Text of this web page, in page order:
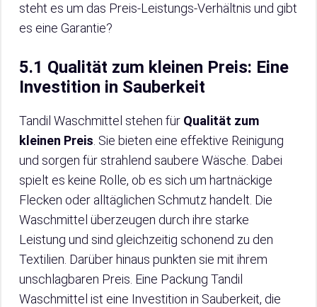
steht es um das Preis-Leistungs-Verhältnis und gibt
es eine Garantie?
5.1 Qualität zum kleinen Preis: Eine
Investition in Sauberkeit
Tandil Waschmittel stehen für Qualität zum
kleinen Preis . Sie bieten eine effektive Reinigung
und sorgen für strahlend saubere Wäsche. Dabei
spielt es keine Rolle, ob es sich um hartnäckige
Flecken oder alltäglichen Schmutz handelt. Die
Waschmittel überzeugen durch ihre starke
Leistung und sind gleichzeitig schonend zu den
Textilien. Darüber hinaus punkten sie mit ihrem
unschlagbaren Preis. Eine Packung Tandil
Waschmittel ist eine Investition in Sauberkeit, die